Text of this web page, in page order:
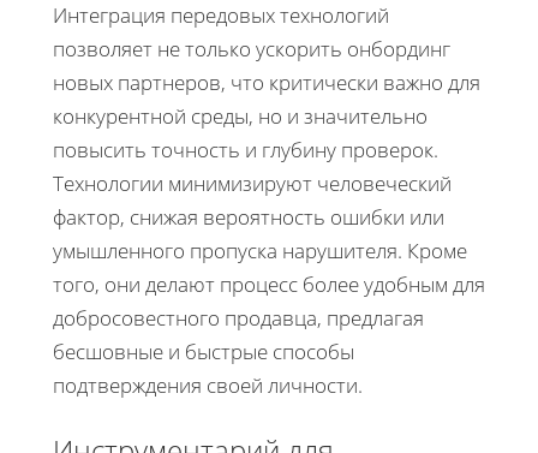
Интеграция передовых технологий
позволяет не только ускорить онбординг
новых партнеров, что критически важно для
конкурентной среды, но и значительно
повысить точность и глубину проверок.
Технологии минимизируют человеческий
фактор, снижая вероятность ошибки или
умышленного пропуска нарушителя. Кроме
того, они делают процесс более удобным для
добросовестного продавца, предлагая
бесшовные и быстрые способы
подтверждения своей личности.